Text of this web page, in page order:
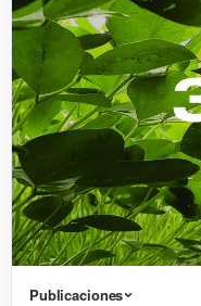
Publicaciones